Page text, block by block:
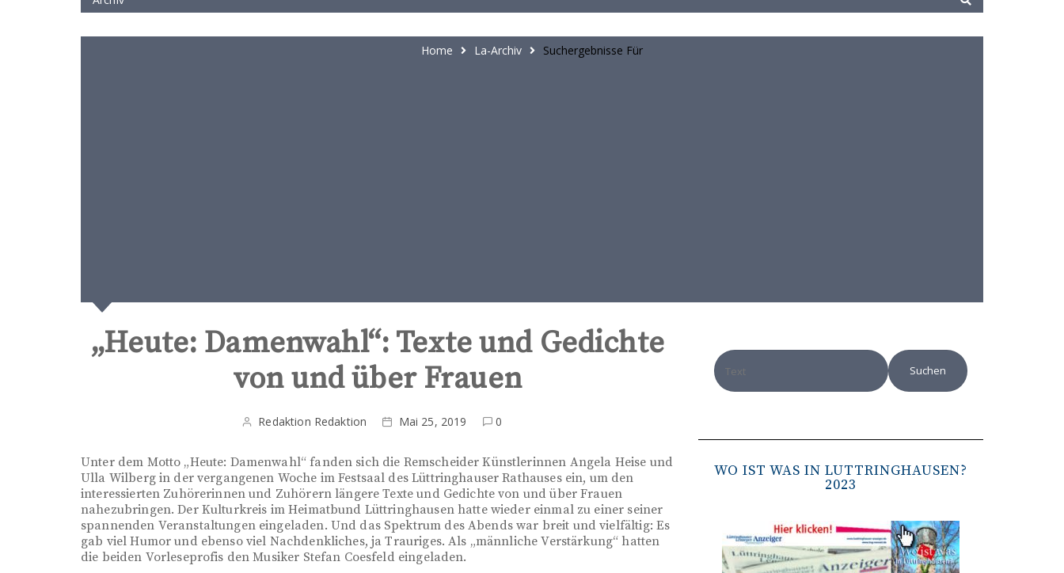
Home La-Archiv Suchergebnisse Für
„Heute: Damenwahl“: Texte und Gedichte
von und über Frauen
Redaktion Redaktion Mai 25, 2019 0
Unter dem Motto „Heute: Damenwahl“ fanden sich die Remscheider Künstlerinnen Angela Heise und
Ulla Wilberg in der vergangenen Woche im Festsaal des Lüttringhauser Rathauses ein, um den
interessierten Zuhörerinnen und Zuhörern längere Texte und Gedichte von und über Frauen
nahezubringen. Der Kulturkreis im Heimatbund Lüttringhausen hatte wieder einmal zu einer seiner
spannenden Veranstaltungen eingeladen. Und das Spektrum des Abends war breit und vielfältig: Es
gab viel Humor und ebenso viel Nachdenkliches, ja Trauriges. Als „männliche Verstärkung“ hatten
die beiden Vorleseprofis den Musiker Stefan Coesfeld eingeladen.
WO IST WAS IN LÜTTRINGHAUSEN?
2023